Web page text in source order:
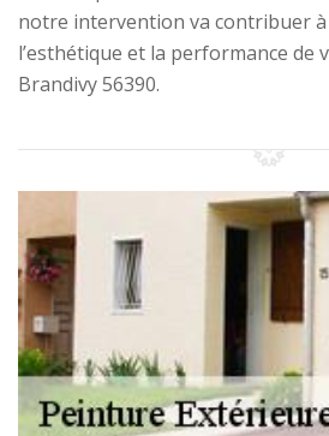
notre intervention va contribuer
l’esthétique et la performance de
Brandivy 56390.